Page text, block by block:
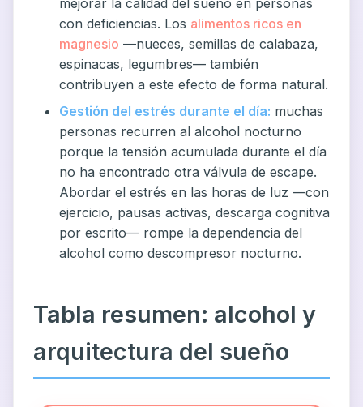
con deficiencias. Los alimentos ricos en
magnesio —nueces, semillas de calabaza,
espinacas, legumbres— también
contribuyen a este efecto de forma natural.
Gestión del estrés durante el día: muchas
personas recurren al alcohol nocturno
porque la tensión acumulada durante el día
no ha encontrado otra válvula de escape.
Abordar el estrés en las horas de luz —con
ejercicio, pausas activas, descarga cognitiva
por escrito— rompe la dependencia del
alcohol como descompresor nocturno.
Tabla resumen: alcohol y
arquitectura del sueño